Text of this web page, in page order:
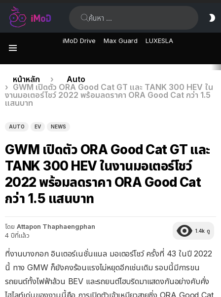
iMoD Drive Max Guard LUXESLA
เรื่อง
ล่าสุด
คุณอยู่ที่นี่:
หน้าหลัก
Auto
GWM เปิดตัว ORA Good Cat GT และ TANK 300 HEV ใน
งานมอเตอร์โชว์ 2022 พร้อมลดราคา ORA Good Cat กว่า 1.5
แสนบาท
AUTO EV NEWS
GWM เปิดตัว ORA Good Cat GT และ
TANK 300 HEV ในงานมอเตอร์โชว์
2022 พร้อมลดราคา ORA Good Cat
กว่า 1.5 แสนบาท
โดย Attapon Thaphaengphan
4 ปีที่แล้ว
1.4k ดู
ที่งานบางกอก อินเตอร์เนชั่นแนล มอเตอร์โชว์ ครั้งที่ 43 ในปี 2022
นี้ ทาง GMW ก็ยังคงร้อนแรงไม่หยุดอีกเช่นเดิม รอบนี้มีการขน
รถยนต์ทั้งไฟฟ้าล้วน BEV และรถยนต์ไฮบริดมาแสดงกันอย่างคับคั่ง
ไฮไลท์เด่นของงานนี้คือ การเปิดตัวเจ้าเหมียวสายซิ่ง ORA Good Cat